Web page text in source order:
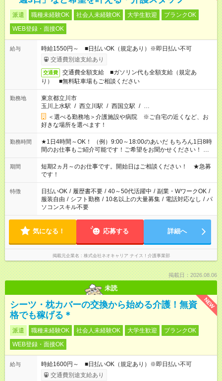
派遣 職種未経験OK 社会人未経験OK 大学生歓迎
ブランクOK
WEB登録・面接OK
給与
時給1550円～ ■日払いOK（規定あり）※即日払い不可
交通費別途支給あり
交通費
交通費全額支給 ■ガソリン代も全額支給（規定あ
り） ■無料駐車場もご相談ください
勤務地
東京都立川市
玉川上水駅 / 西立川駅 / 西国立駅 / …
＜選べる勤務地＞介護施設や病院 ※ご自宅の近くなど、お
好きな場所を選べます！
勤務時間
★1日4時間～OK！ （例）9:00～18:00のあいだ もちろん1日8時
間のお仕事もご紹介可能です！ご希望をお聞かせください！ ※
週最低15時間以上の勤務が必要です
期間
短期2ヵ月～のお仕事です。開始日はご相談ください！ ★急募
です！
特徴 日払いOK / 履歴書不要 / 40～50代活躍中 / 副業・WワークOK /
服装自由 / シフト勤務 / 10名以上の大量募集 / 電話対応なし / パ
ソコンスキル不要
気になる！ 応募する 詳細へ
掲載元企業名 株式会社ネオキャリア ナイス！介護事業部
掲載日：2026.08.06
未読
NEW
シーツ・枕カバーの交換から始める介護！無資
格でも稼げる＊
派遣 職種未経験OK 社会人未経験OK 大学生歓迎
ブランクOK
WEB登録・面接OK
給与
時給1600円～ ■日払いOK（規定あり）※即日払い不可
交通費別途支給あり